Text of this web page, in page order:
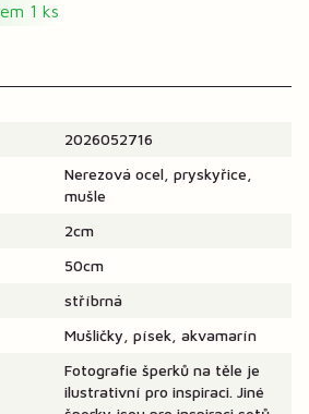
1 ks
2026052716
Nerezová ocel, pryskyřice,
mušle
2cm
50cm
stříbrná
Mušličky, písek, akvamarín
Fotografie šperků na těle je
ilustrativní pro inspiraci. Jiné